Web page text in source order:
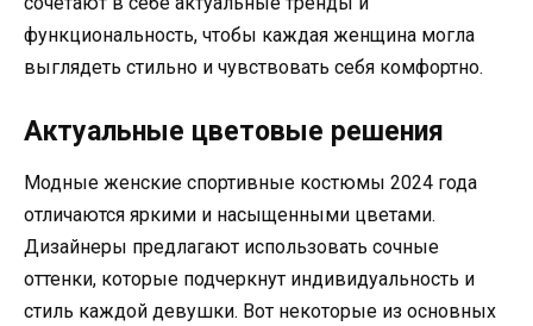
функциональность, чтобы каждая женщина могла
выглядеть стильно и чувствовать себя комфортно.
Актуальные цветовые решения
Модные женские спортивные костюмы 2024 года
отличаются яркими и насыщенными цветами.
Дизайнеры предлагают использовать сочные
оттенки, которые подчеркнут индивидуальность и
стиль каждой девушки. Вот некоторые из основных